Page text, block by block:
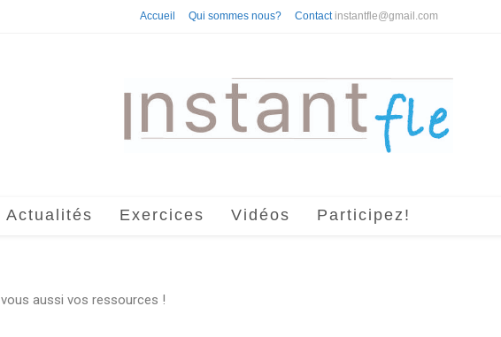
Accueil Qui sommes nous? Contact instantfle@gmail.com
Actualités Exercices Vidéos Participez!
aussi vos ressources !